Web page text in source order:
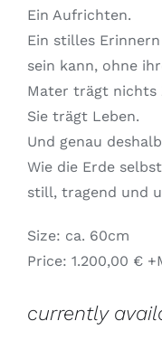
Ein Aufrichten.
Ein stilles
sein kann, ohne
Mater trägt nichts
Sie trägt Leben.
Und genau
Wie die Erde
still, tragend und
Size: ca. 60cm
Price: 1.200,00 €
currently